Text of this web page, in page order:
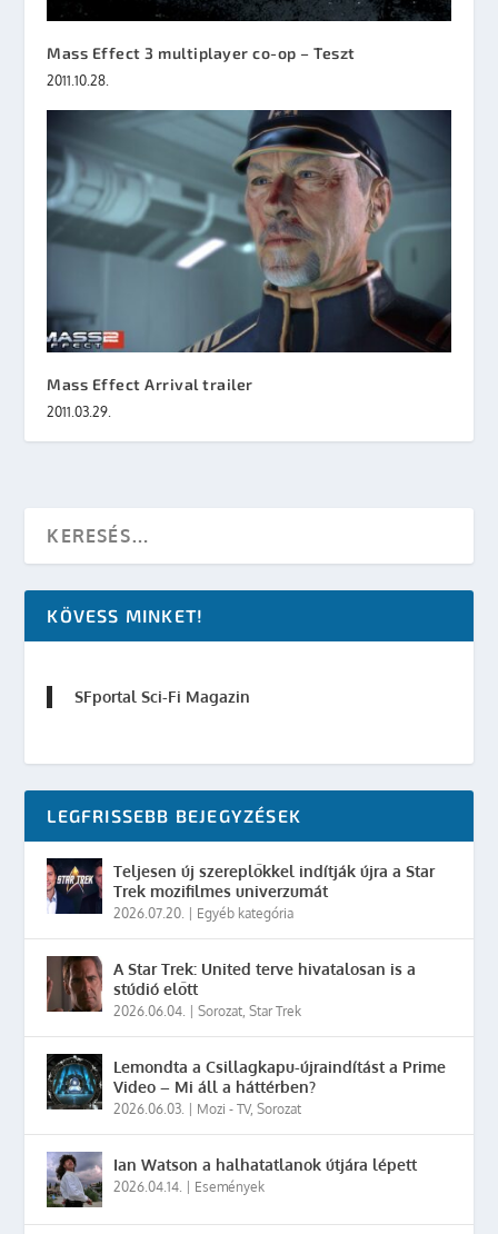
Mass Effect 3 multiplayer co-op – Teszt
2011.10.28.
Mass Effect Arrival trailer
2011.03.29.
KÖVESS MINKET!
SFportal Sci-Fi Magazin
LEGFRISSEBB BEJEGYZÉSEK
Teljesen új szereplőkkel indítják újra a Star
Trek mozifilmes univerzumát
2026.07.20. Egyéb kategória
A Star Trek: United terve hivatalosan is a
stúdió előtt
2026.06.04. |Sorozat,Star Trek
Lemondta a Csillagkapu-újraindítást a Prime
Video – Mi áll a háttérben?
2026.06.03. Mozi - TV,Sorozat
Ian Watson a halhatatlanok útjára lépett
2026.04.14. Események